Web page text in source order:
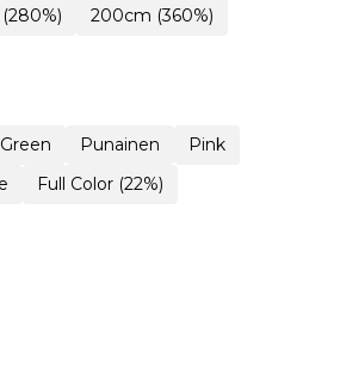
200cm (360%)
Green Punainen
Pink
Full Color (22%)